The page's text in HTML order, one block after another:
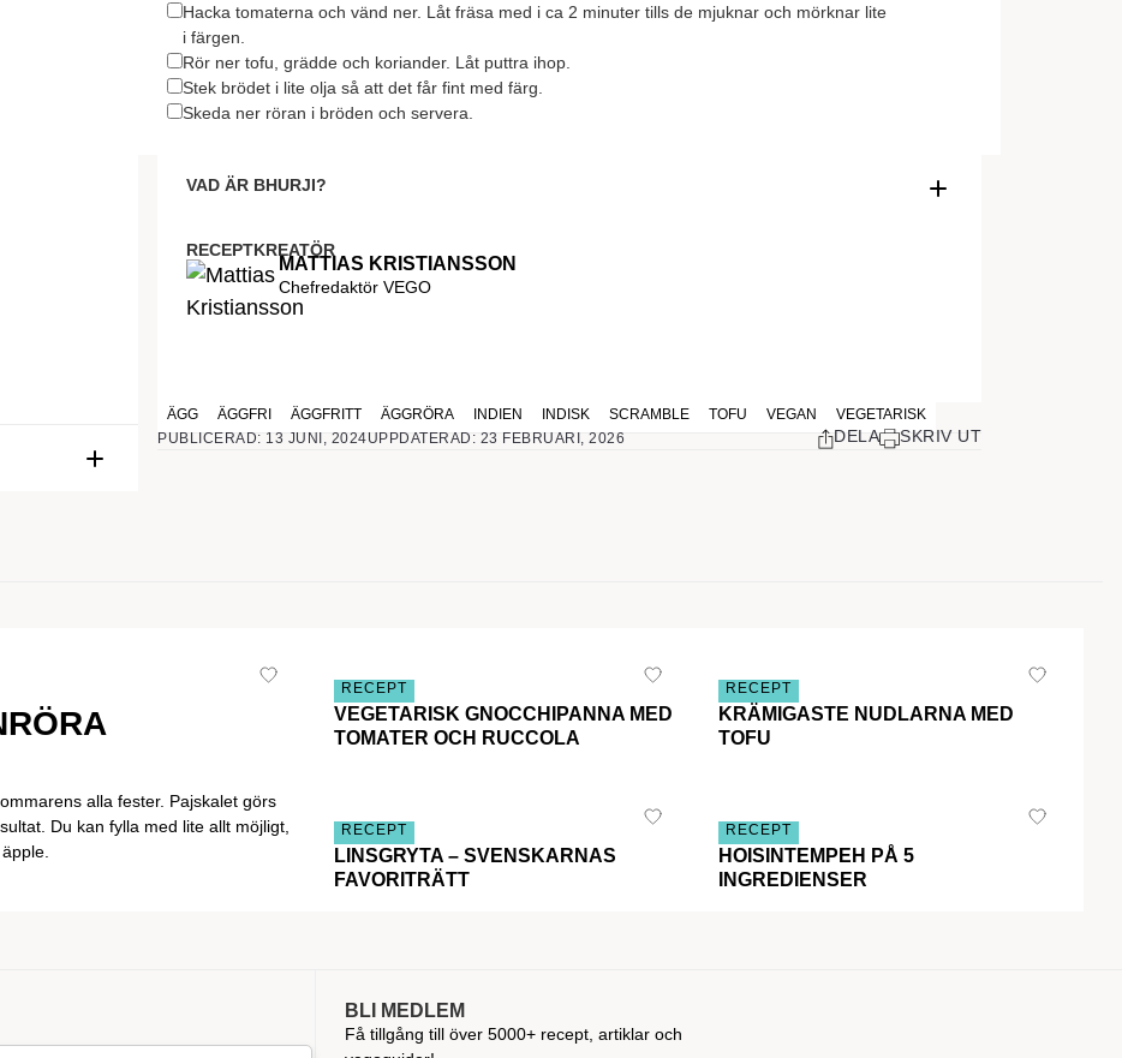
Hacka tomaterna och vänd ner. Låt fräsa med i ca 2 minuter tills de mjuknar och mörknar lite
i färgen.
Rör ner tofu, grädde och koriander. Låt puttra ihop.
Stek brödet i lite olja så att det får fint med färg.
Skeda ner röran i bröden och servera.
VAD ÄR BHURJI?
rätt till frukost och lunch och serveras ofta med en skiva rostat bröd. Istället för ägg så gör jag den
med tofu och det blir magiskt gott.
RECEPTKREATÖR
MATTIAS KRISTIANSSON
Chefredaktör VEGO
ÄGG ÄGGFRI ÄGGFRITT ÄGGRÖRA INDIEN INDISK SCRAMBLE TOFU VEGAN
VEGETARISK
PUBLICERAD: 13 JUNI, 2024UPPDATERAD: 23 FEBRUARI, 2026 DELA SKRIV UT
alla fester. Pajskalet görs
Du kan fylla med lite allt möjligt,
RECEPT
VEGETARISK GNOCCHIPANNA MED
TOMATER OCH RUCCOLA
RECEPT
KRÄMIGASTE NUDLARNA MED
TOFU
RECEPT
LINSGRYTA – SVENSKARNAS
FAVORITRÄTT
RECEPT
HOISINTEMPEH PÅ 5
INGREDIENSER
BLI MEDLEM
Få tillgång till över 5000+ recept, artiklar och